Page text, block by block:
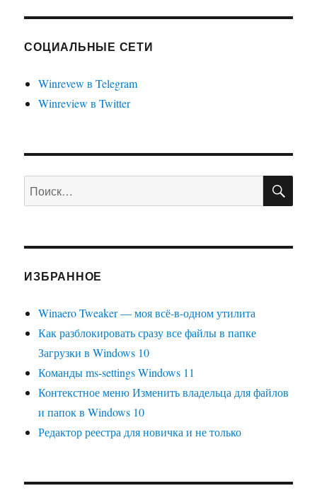
СОЦИАЛЬНЫЕ СЕТИ
Winrevew в Telegram
Winreview в Twitter
Искать:
ИЗБРАННОЕ
Winaero Tweaker — моя всё-в-одном утилита
Как разблокировать сразу все файлы в папке
Загрузки в Windows 10
Команды ms-settings Windows 11
Контекстное меню Изменить владельца для файлов
и папок в Windows 10
Редактор реестра для новичка и не только